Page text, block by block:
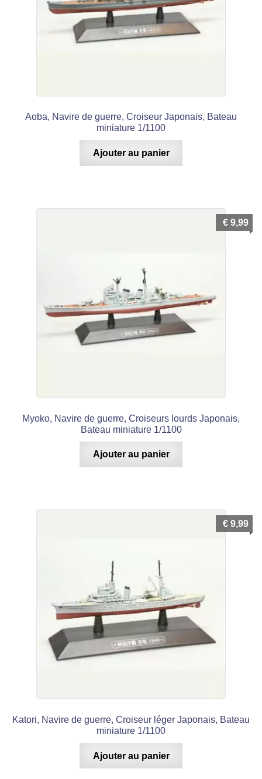
Aoba, Navire de guerre, Croiseur Japonais, Bateau
miniature 1/1100
Ajouter au panier
Myoko, Navire de guerre, Croiseurs lourds Japonais,
Bateau miniature 1/1100
€ 9,99
Ajouter au panier
Katori, Navire de guerre, Croiseur léger Japonais, Bateau
miniature 1/1100
€ 9,99
Ajouter au panier